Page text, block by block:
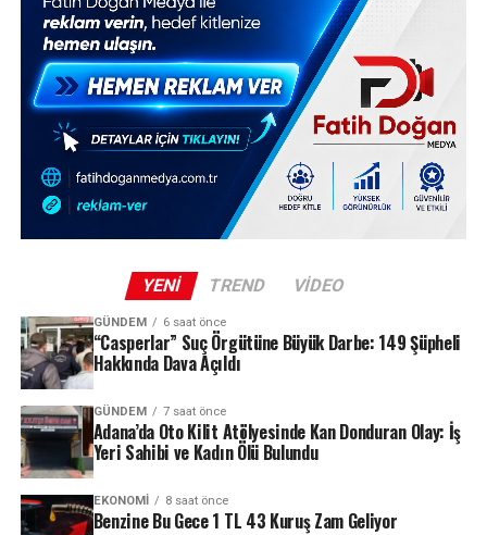
YENI TREND VIDEO
GÜNDEM 6 saat önce
“Casperlar” Suç Örgütüne Büyük Darbe: 149 Şüpheli
Hakkında Dava Açıldı
GÜNDEM 7 saat önce
Adana’da Oto Kilit Atölyesinde Kan Donduran Olay: İş
Yeri Sahibi ve Kadın Ölü Bulundu
EKONOMI 8 saat önce
Benzine Bu Gece 1 TL 43 Kuruş Zam Geliyor